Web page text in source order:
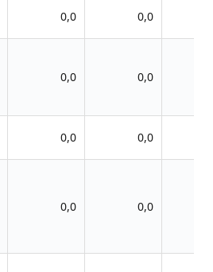
0,0 0,0
0,0 0,0
0,0 0,0
0,0 0,0